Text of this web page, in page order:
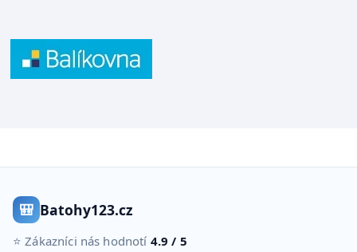
🎒 Batohy123.cz
⭐ Zákazníci nás hodnotí 4.9 / 5